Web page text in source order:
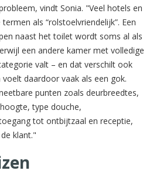
vindt Sonia. "Veel hotels en
als “rolstoelvriendelijk”. Een
naast het toilet wordt soms al als
een andere kamer met volledige
valt – en dat verschilt ook
daardoor vaak als een gok.
punten zoals deurbreedtes,
type douche,
tot ontbijtzaal en receptie,
klant."